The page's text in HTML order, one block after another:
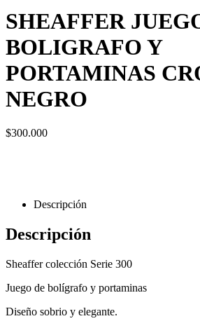
SHEAFFER
BOLIGRAFO Y
PORTAMINAS
NEGRO
$300.000
Descripción
Descripción
Sheaffer colección Serie 300
Juego de bolígrafo y portaminas
Diseño sobrio y elegante.